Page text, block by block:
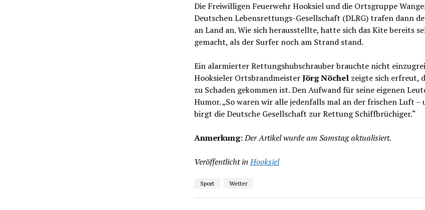
Die Freiwilligen Feuerwehr Hooksiel und die Ortsgruppe
Deutschen Lebensrettungs-Gesellschaft (DLRG) trafen dann
an Land an. Wie sich herausstellte, hatte sich das Kite bereits
gemacht, als der Surfer noch am Strand stand.
Ein alarmierter Rettungshubschrauber brauchte nicht
Hooksieler OrtsbrandmeisterJörg Nöchelzeigte sich erfreut,
zu Schaden gekommen ist. Den Aufwand für seine eigenen
Humor. „So waren wir alle jedenfalls mal an der frischen Luft –
birgt die Deutsche Gesellschaft zur Rettung Schiffbrüchiger.“
Anmerkung:Der Artikel wurde am Samstag aktualisiert.
Veröffentlicht in Hooksiel
Sport Wetter